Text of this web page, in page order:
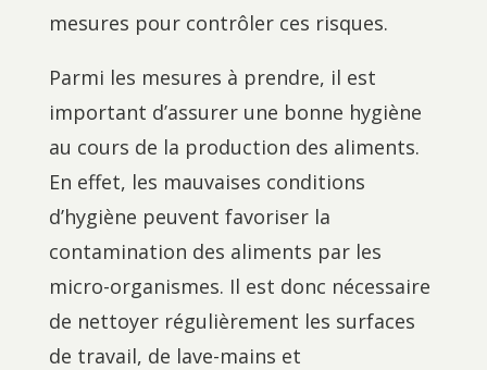
mesures pour contrôler ces risques.
Parmi les mesures à prendre, il est
important d’assurer une bonne hygiène
au cours de la production des aliments.
En effet, les mauvaises conditions
d’hygiène peuvent favoriser la
contamination des aliments par les
micro-organismes. Il est donc nécessaire
de nettoyer régulièrement les surfaces
de travail, de lave-mains et